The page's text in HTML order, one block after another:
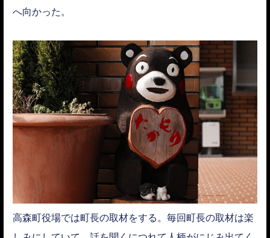
へ向かった。
高森町役場では町長の取材をする。毎回町長の取材は楽